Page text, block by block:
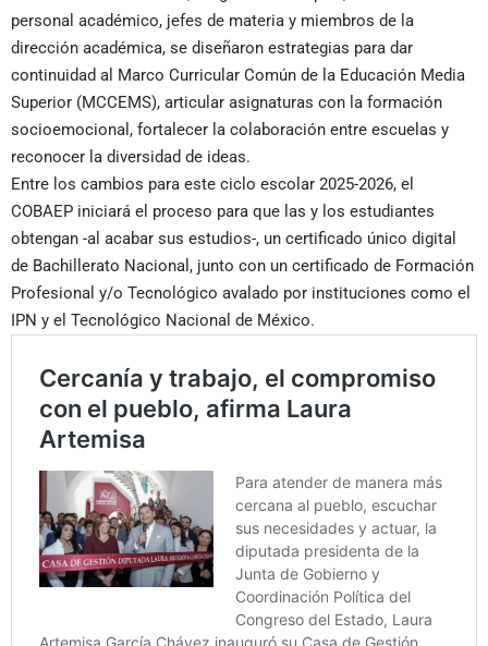
personal académico, jefes de materia y miembros de la
dirección académica, se diseñaron estrategias para dar
continuidad al Marco Curricular Común de la Educación Media
Superior (MCCEMS), articular asignaturas con la formación
socioemocional, fortalecer la colaboración entre escuelas y
reconocer la diversidad de ideas.
Entre los cambios para este ciclo escolar 2025-2026, el
COBAEP iniciará el proceso para que las y los estudiantes
obtengan -al acabar sus estudios-, un certificado único digital
de Bachillerato Nacional, junto con un certificado de Formación
Profesional y/o Tecnológico avalado por instituciones como el
IPN y el Tecnológico Nacional de México.